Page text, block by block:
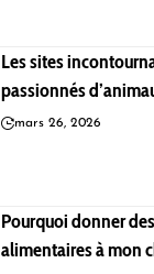
Les sites
passionnés
mars 26, 2026
Pourquoi donner
alimentaires à mon